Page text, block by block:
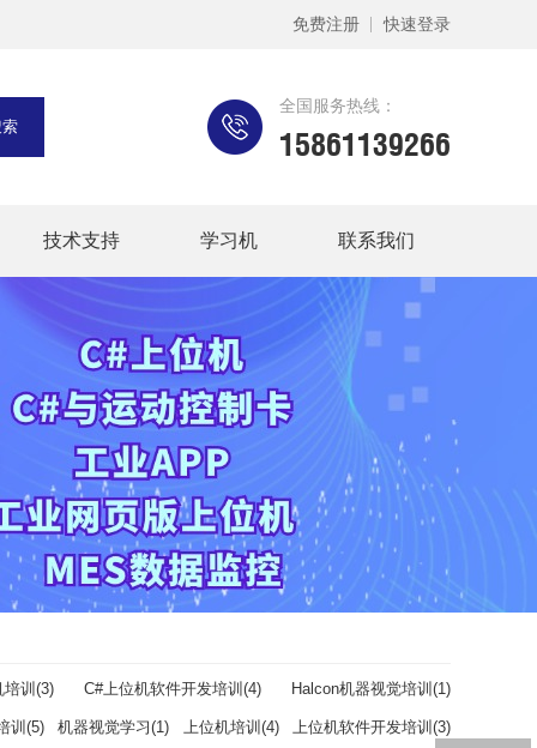
免费注册 快速登录
全国服务热线：
15861139266
技术支持 学习机 联系我们
培训(3) C#上位机软件开发培训(4) Halcon机器视觉培训(1)
训(5) 机器视觉学习(1) 上位机培训(4) 上位机软件开发培训(3)